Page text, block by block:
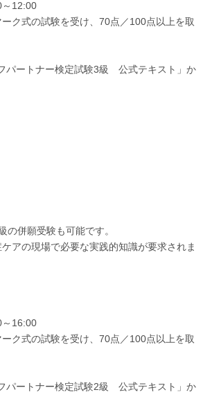
12:00
ク式の試験を受け、70点／100点以上を取
パートナー検定試験3級 公式テキスト」か
の併願受験も可能です。
アの現場で必要な実践的知識が要求されま
16:00
ク式の試験を受け、70点／100点以上を取
パートナー検定試験2級 公式テキスト」か